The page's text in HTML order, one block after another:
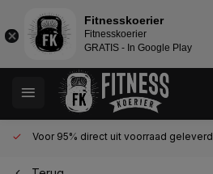
Voor 95% direct uit voorraad geleverd
Fitnesskoerier
Fitnesskoerier
GRATIS - In Google Play